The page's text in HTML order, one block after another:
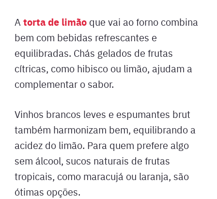
A torta de limão que vai ao forno combina
bem com bebidas refrescantes e
equilibradas. Chás gelados de frutas
cítricas, como hibisco ou limão, ajudam a
complementar o sabor.
Vinhos brancos leves e espumantes brut
também harmonizam bem, equilibrando a
acidez do limão. Para quem prefere algo
sem álcool, sucos naturais de frutas
tropicais, como maracujá ou laranja, são
ótimas opções.